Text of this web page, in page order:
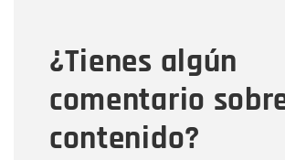
¿Tienes algún
comentario
contenido?
Mensaje